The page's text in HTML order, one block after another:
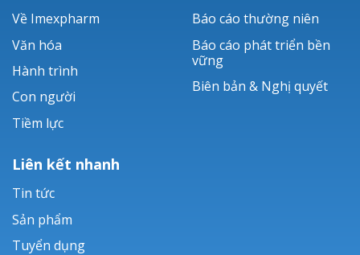
Về Imexpharm
Văn hóa
Hành trình
Con người
Tiềm lực
Báo cáo thường niên
Báo cáo phát triển bền
vững
Biên bản & Nghị quyết
Liên kết nhanh
Tin tức
Sản phẩm
Tuyển dụng